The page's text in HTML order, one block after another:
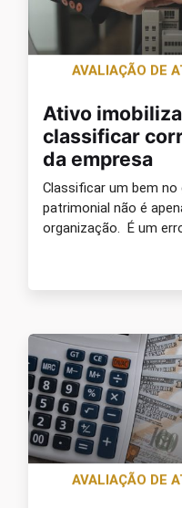
AVALIAÇÃO DE
Ativo
classificar
da empresa
Classificar um bem
patrimonial não é
organização. É um
AVALIAÇÃO DE